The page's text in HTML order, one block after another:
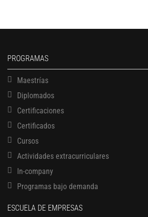
PROGRAMAS
Maestrías
Diplomados
Certificaciones
Certificados
Cursos
Actividades extracurriculares
In-company
Programas bajo demanda
ESCUELA DE EMPRESAS